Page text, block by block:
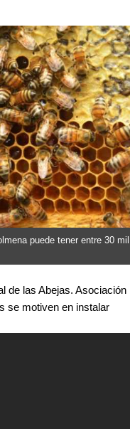
puede tener entre 30 mil
de las Abejas. Asociación
se motiven en instalar